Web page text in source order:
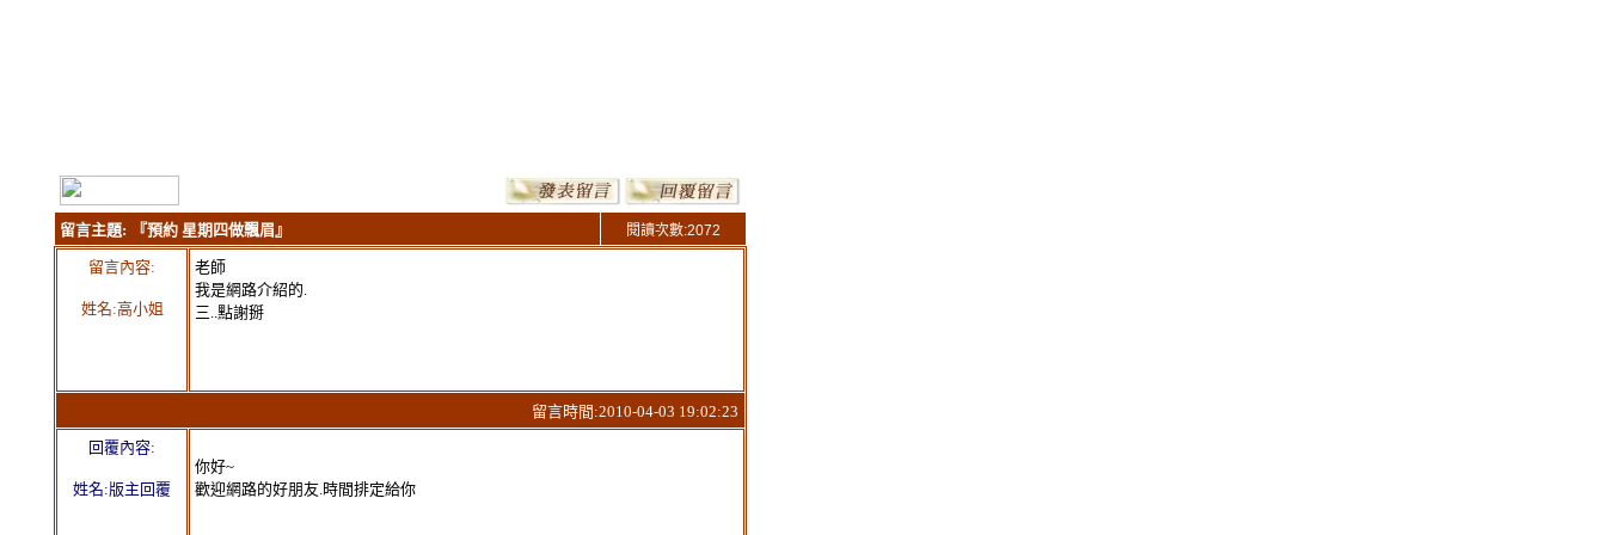
留言主題: 『預約 星期四做飄眉』 閱讀次數:2072
留言內容:
姓名:高小姐
老師
我是網路介紹的.
三..點謝掰
留言時間:2010-04-03 19:02:23
回覆內容:
姓名:版主回覆
你好~
歡迎網路的好朋友.時間排定給你